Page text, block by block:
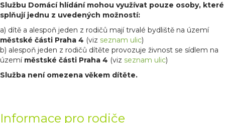
Službu Domácí hlídání mohou využívat pouze osoby, které
splňují jednu z uvedených možností:
a) dítě a alespoň jeden z rodičů mají trvalé bydliště na území
městské části Praha 4 (viz seznam ulic)
b) alespoň jeden z rodičů dítěte provozuje živnost se sídlem na
území městské části Praha 4 (viz seznam ulic)
Služba není omezena věkem dítěte.
Informace pro rodiče